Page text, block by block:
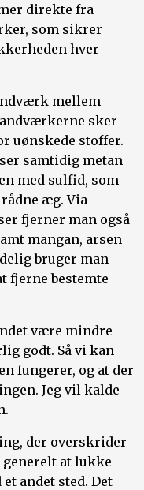
direkte fra
som sikrer
hver
mellem
sker
uønskede stoffer.
samtidig metan
med sulfid, som
æg. Via
fjerner man også
mangan, arsen
bruger man
fjerne bestemte
være mindre
godt. Så vi kan
fungerer, og at der
Jeg vil kalde
der overskrider
at lukke
andet sted. Det